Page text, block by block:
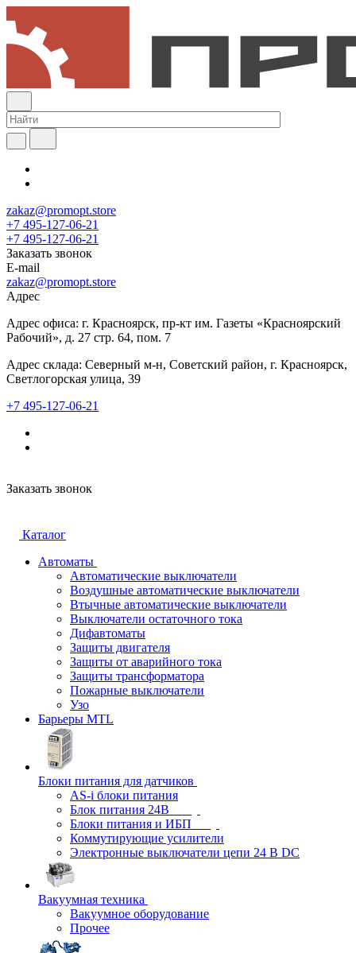
zakaz@promopt.store
+7 495-127-06-21
+7 495-127-06-21
Заказать звонок
E-mail
zakaz@promopt.store
Адрес
Адрес офиса: г. Красноярск, пр-кт им. Газеты «Красноярский
Рабочий», д. 27 стр. 64, пом. 7
Адрес склада: Северный м-н, Советский район, г. Красноярск,
Светлогорская улица, 39
+7 495-127-06-21
Заказать звонок
Каталог
Автоматы
Автоматические выключатели
Воздушные автоматические выключатели
Втычные автоматические выключатели
Выключатели остаточного тока
Дифавтоматы
Защиты двигателя
Защиты от аварийного тока
Защиты трансформатора
Пожарные выключатели
Узо
Барьеры MTL
Блоки питания для датчиков
AS-i блоки питания
Блок питания 24В
Блоки питания и ИБП
Коммутирующие усилители
Электронные выключатели цепи 24 В DC
Вакуумная техника
Вакуумное оборудование
Прочее